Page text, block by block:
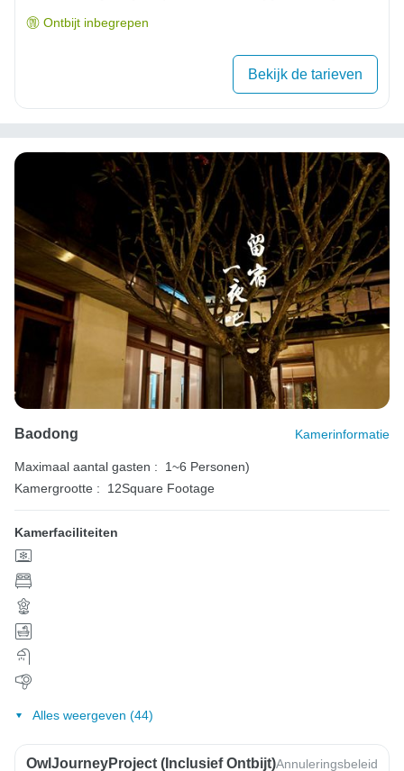
Ontbijt inbegrepen
Bekijk de tarieven
Baodong Kamerinformatie
Maximaal aantal gasten :
1~6 Personen)
Kamergrootte :
12Square Footage
Kamerfaciliteiten
Alles weergeven (44)
OwlJourneyProject (inclusief Ontbijt)Annuleringsbeleid